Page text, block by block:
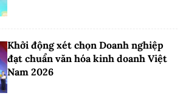
Khởi động xét chọn Doanh nghiệp
đạt chuẩn văn hóa kinh doanh Việt
Nam 2026